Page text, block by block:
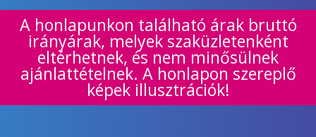
A honlapunkon található árak bruttó
irányárak, melyek szaküzletenként
eltérhetnek, és nem minősülnek
ajánlattételnek. A honlapon szereplő
képek illusztrációk!